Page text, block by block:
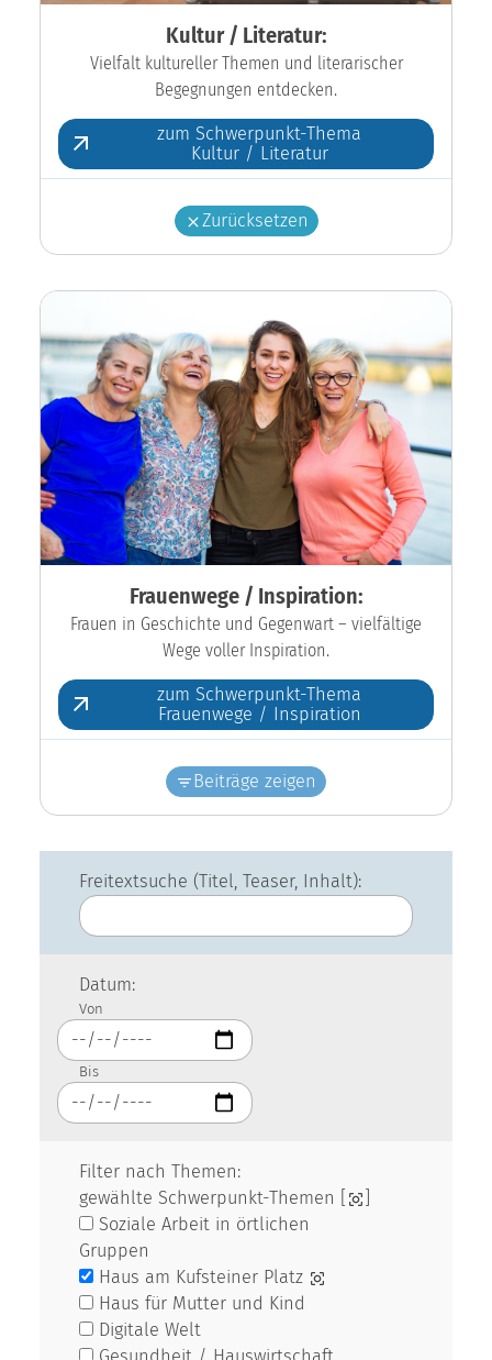
Kultur / Literatur:
Vielfalt kultureller Themen und literarischer
Begegnungen entdecken.
zum Schwerpunkt-Thema
Kultur / Literatur
Zurücksetzen
Frauenwege / Inspiration:
Frauen in Geschichte und Gegenwart – vielfältige
Wege voller Inspiration.
zum Schwerpunkt-Thema
Frauenwege / Inspiration
Beiträge zeigen
Freitextsuche (Titel, Teaser, Inhalt):
Datum:
Von
Bis
Filter nach Themen:
gewählte Schwerpunkt-Themen [
Soziale Arbeit in örtlichen
Gruppen
Haus am Kufsteiner Platz
Haus für Mutter und Kind
Digitale Welt